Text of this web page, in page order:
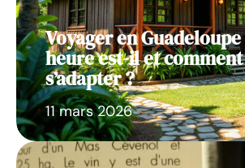
Voyager en
heure est-il et comment
s’adapter ?
11 mars 2026